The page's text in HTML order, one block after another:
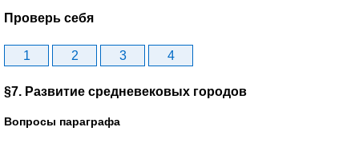
Проверь себя
1 2 3 4
§7. Развитие средневековых городов
Вопросы параграфа